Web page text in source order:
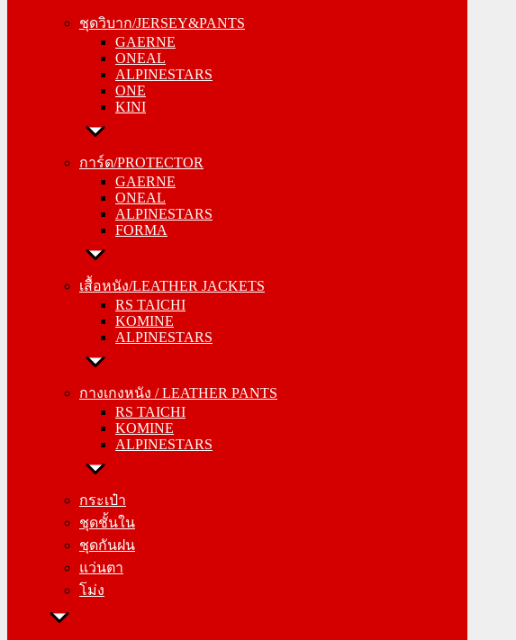
ชุดวิบาก/JERSEY&PANTS
GAERNE
ONEAL
ALPINESTARS
ONE
KINI
การ์ด/PROTECTOR
GAERNE
ONEAL
ALPINESTARS
FORMA
เสื้อหนัง/LEATHER JACKETS
RS TAICHI
KOMINE
ALPINESTARS
กางเกงหนัง / LEATHER PANTS
RS TAICHI
KOMINE
ALPINESTARS
กระเป๋า
ชุดชั้นใน
ชุดกันฝน
แว่นตา
โม่ง
GAERNE
ONEAL
ALPINESTARS
ONE
KINI
GAERNE
ONEAL
ALPINESTARS
FORMA
RS TAICHI
KOMINE
ALPINESTARS
RS TAICHI
KOMINE
ALPINESTARS
ชุดชั้นใน
ชุดกันฝน
แว่นตา
โม่ง